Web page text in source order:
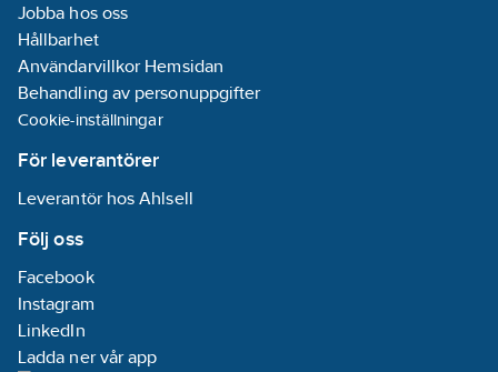
kabel.
Paketet innehåller: 1 x
Noco Booster GBX45,
1 x HD-uttag, 1 x USB-A
til USB-C kabel, 1 x
mikrofiber och 1 x
användarmanual.
Artikelnummer:
Lev. artikelnr:
Materialklass
Jobba hos oss
Hållbarhet
Användarvillkor Hemsidan
Behandling av personuppgifter
Cookie-inställningar
För leverantörer
Leverantör hos Ahlsell
Följ oss
Facebook
Instagram
LinkedIn
Ladda ner vår app